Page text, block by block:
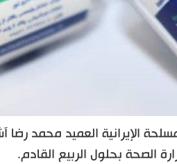
الصحة بحلول الربيع القادم.